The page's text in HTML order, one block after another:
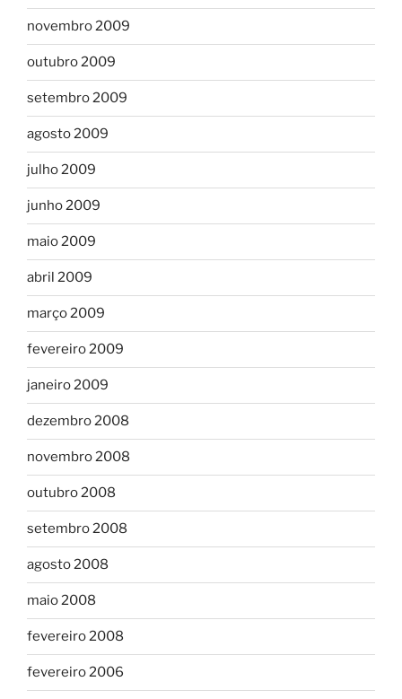
novembro 2009
outubro 2009
setembro 2009
agosto 2009
julho 2009
junho 2009
maio 2009
abril 2009
março 2009
fevereiro 2009
janeiro 2009
dezembro 2008
novembro 2008
outubro 2008
setembro 2008
agosto 2008
maio 2008
fevereiro 2008
fevereiro 2006